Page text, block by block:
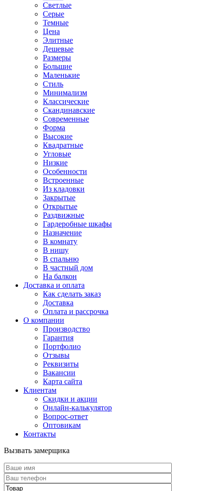
Светлые
Серые
Темные
Цена
Элитные
Дешевые
Размеры
Большие
Маленькие
Стиль
Минимализм
Классические
Скандинавские
Современные
Форма
Высокие
Квадратные
Угловые
Низкие
Особенности
Встроенные
Из кладовки
Закрытые
Открытые
Раздвижные
Гардеробные шкафы
Назначение
В комнату
В нишу
В спальню
В частный дом
На балкон
Доставка и оплата
Как сделать заказ
Доставка
Оплата и рассрочка
О компании
Производство
Гарантия
Портфолио
Отзывы
Реквизиты
Вакансии
Карта сайта
Клиентам
Скидки и акции
Онлайн-калькулятор
Вопрос-ответ
Оптовикам
Контакты
Вызвать замерщика